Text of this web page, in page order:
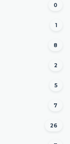
0
1
8
2
5
7
26